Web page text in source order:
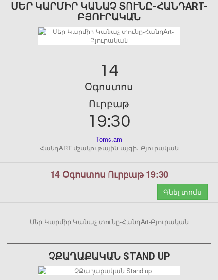
ՄԵՐ ԿԱՐՄԻՐ ԿԱՆԱՉ ՏՈՒՆԸ-ՀԱՆԴART-
ԲՅՈՒՐԱԿԱՆ
14
Օգոստոս
Ուրբաթ
19:30
Toms.am
ՀանդART մշակութային այգի․ Բյուրական
14 Օգոստոս Ուրբաթ 19:30
Գնել տոմս
Մեր Կարմիր Կանաչ տունը-ՀանդArt-Բյուրական
ՉՔԱՂԱՔԱԿԱՆ STAND UP